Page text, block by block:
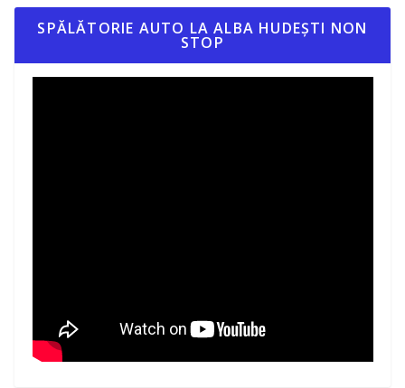
SPĂLĂTORIE AUTO LA ALBA HUDEȘTI NON
STOP